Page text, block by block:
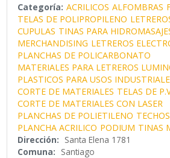
Categoría: ACRILICOS ALFOMBRAS
TELAS DE POLIPROPILENO
CUPULAS TINAS PARA
MERCHANDISING LETREROS
PLANCHAS DE POLICARBONATO
MATERIALES PARA LETREROS
PLASTICOS PARA USOS
CORTE DE MATERIALES TELAS DE
CORTE DE MATERIALES CON LASER
PLANCHAS DE POLIETILENO TECHOS
PLANCHA ACRILICO PODIUM TINAS
Dirección: Santa Elena 1781
Comuna: Santiago